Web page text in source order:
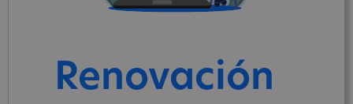
Renovación